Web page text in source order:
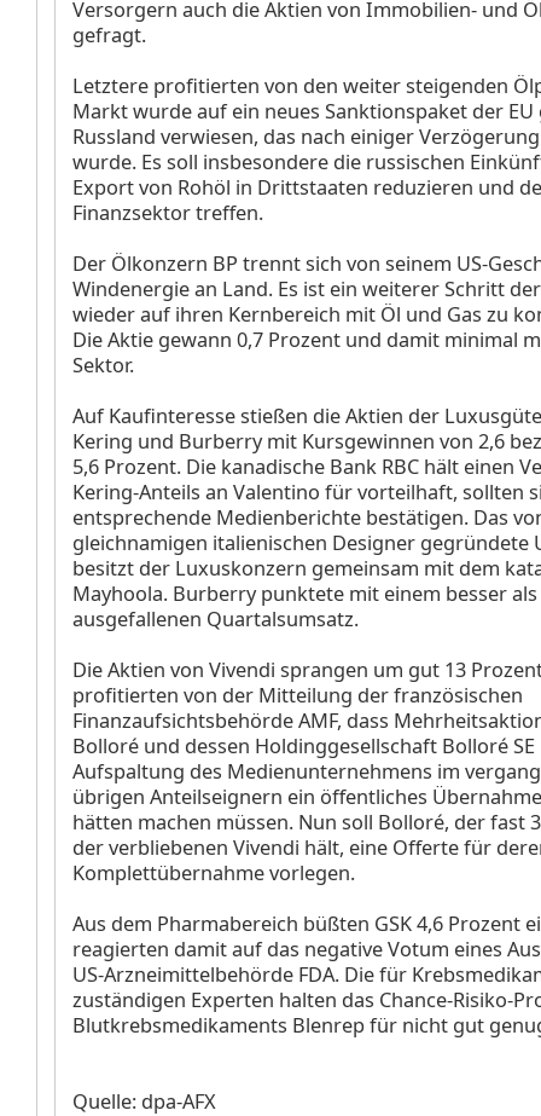
Versorgern auch die Aktien von Immobilien- und
gefragt.
Letztere profitierten von den weiter steigenden
Markt wurde auf ein neues Sanktionspaket der EU
Russland verwiesen, das nach einiger
wurde. Es soll insbesondere die russischen
Export von Rohöl in Drittstaaten reduzieren und
Finanzsektor treffen.
Der Ölkonzern BP trennt sich von seinem US-
Windenergie an Land. Es ist ein weiterer Schritt
wieder auf ihren Kernbereich mit Öl und Gas zu
Die Aktie gewann 0,7 Prozent und damit minimal
Sektor.
Auf Kaufinteresse stießen die Aktien der
Kering und Burberrymit Kursgewinnen von 2,6
5,6 Prozent. Die kanadische Bank RBC hält einen
Kering-Anteils an Valentino für vorteilhaft, sollten
entsprechende Medienberichte bestätigen. Das
gleichnamigen italienischen Designer gegründete
besitzt der Luxuskonzern gemeinsam mit dem
Mayhoola. Burberry punktete mit einem besser
ausgefallenen Quartalsumsatz.
Die Aktien von Vivendi sprangen um gut 13
profitierten von der Mitteilung der französischen
Finanzaufsichtsbehörde AMF, dass
Bolloré und dessen Holdinggesellschaft Bolloré
Aufspaltung des Medienunternehmens im
übrigen Anteilseignern ein öffentliches
hätten machen müssen. Nun soll Bolloré, der fast
der verbliebenen Vivendi hält, eine Offerte für
Komplettübernahme vorlegen.
Aus dem Pharmabereich büßten GSK4,6 Prozent
reagierten damit auf das negative Votum eines
US-Arzneimittelbehörde FDA. Die für
zuständigen Experten halten das Chance-Risiko-
Blutkrebsmedikaments Blenrep für nicht gut
Quelle: dpa-AFX